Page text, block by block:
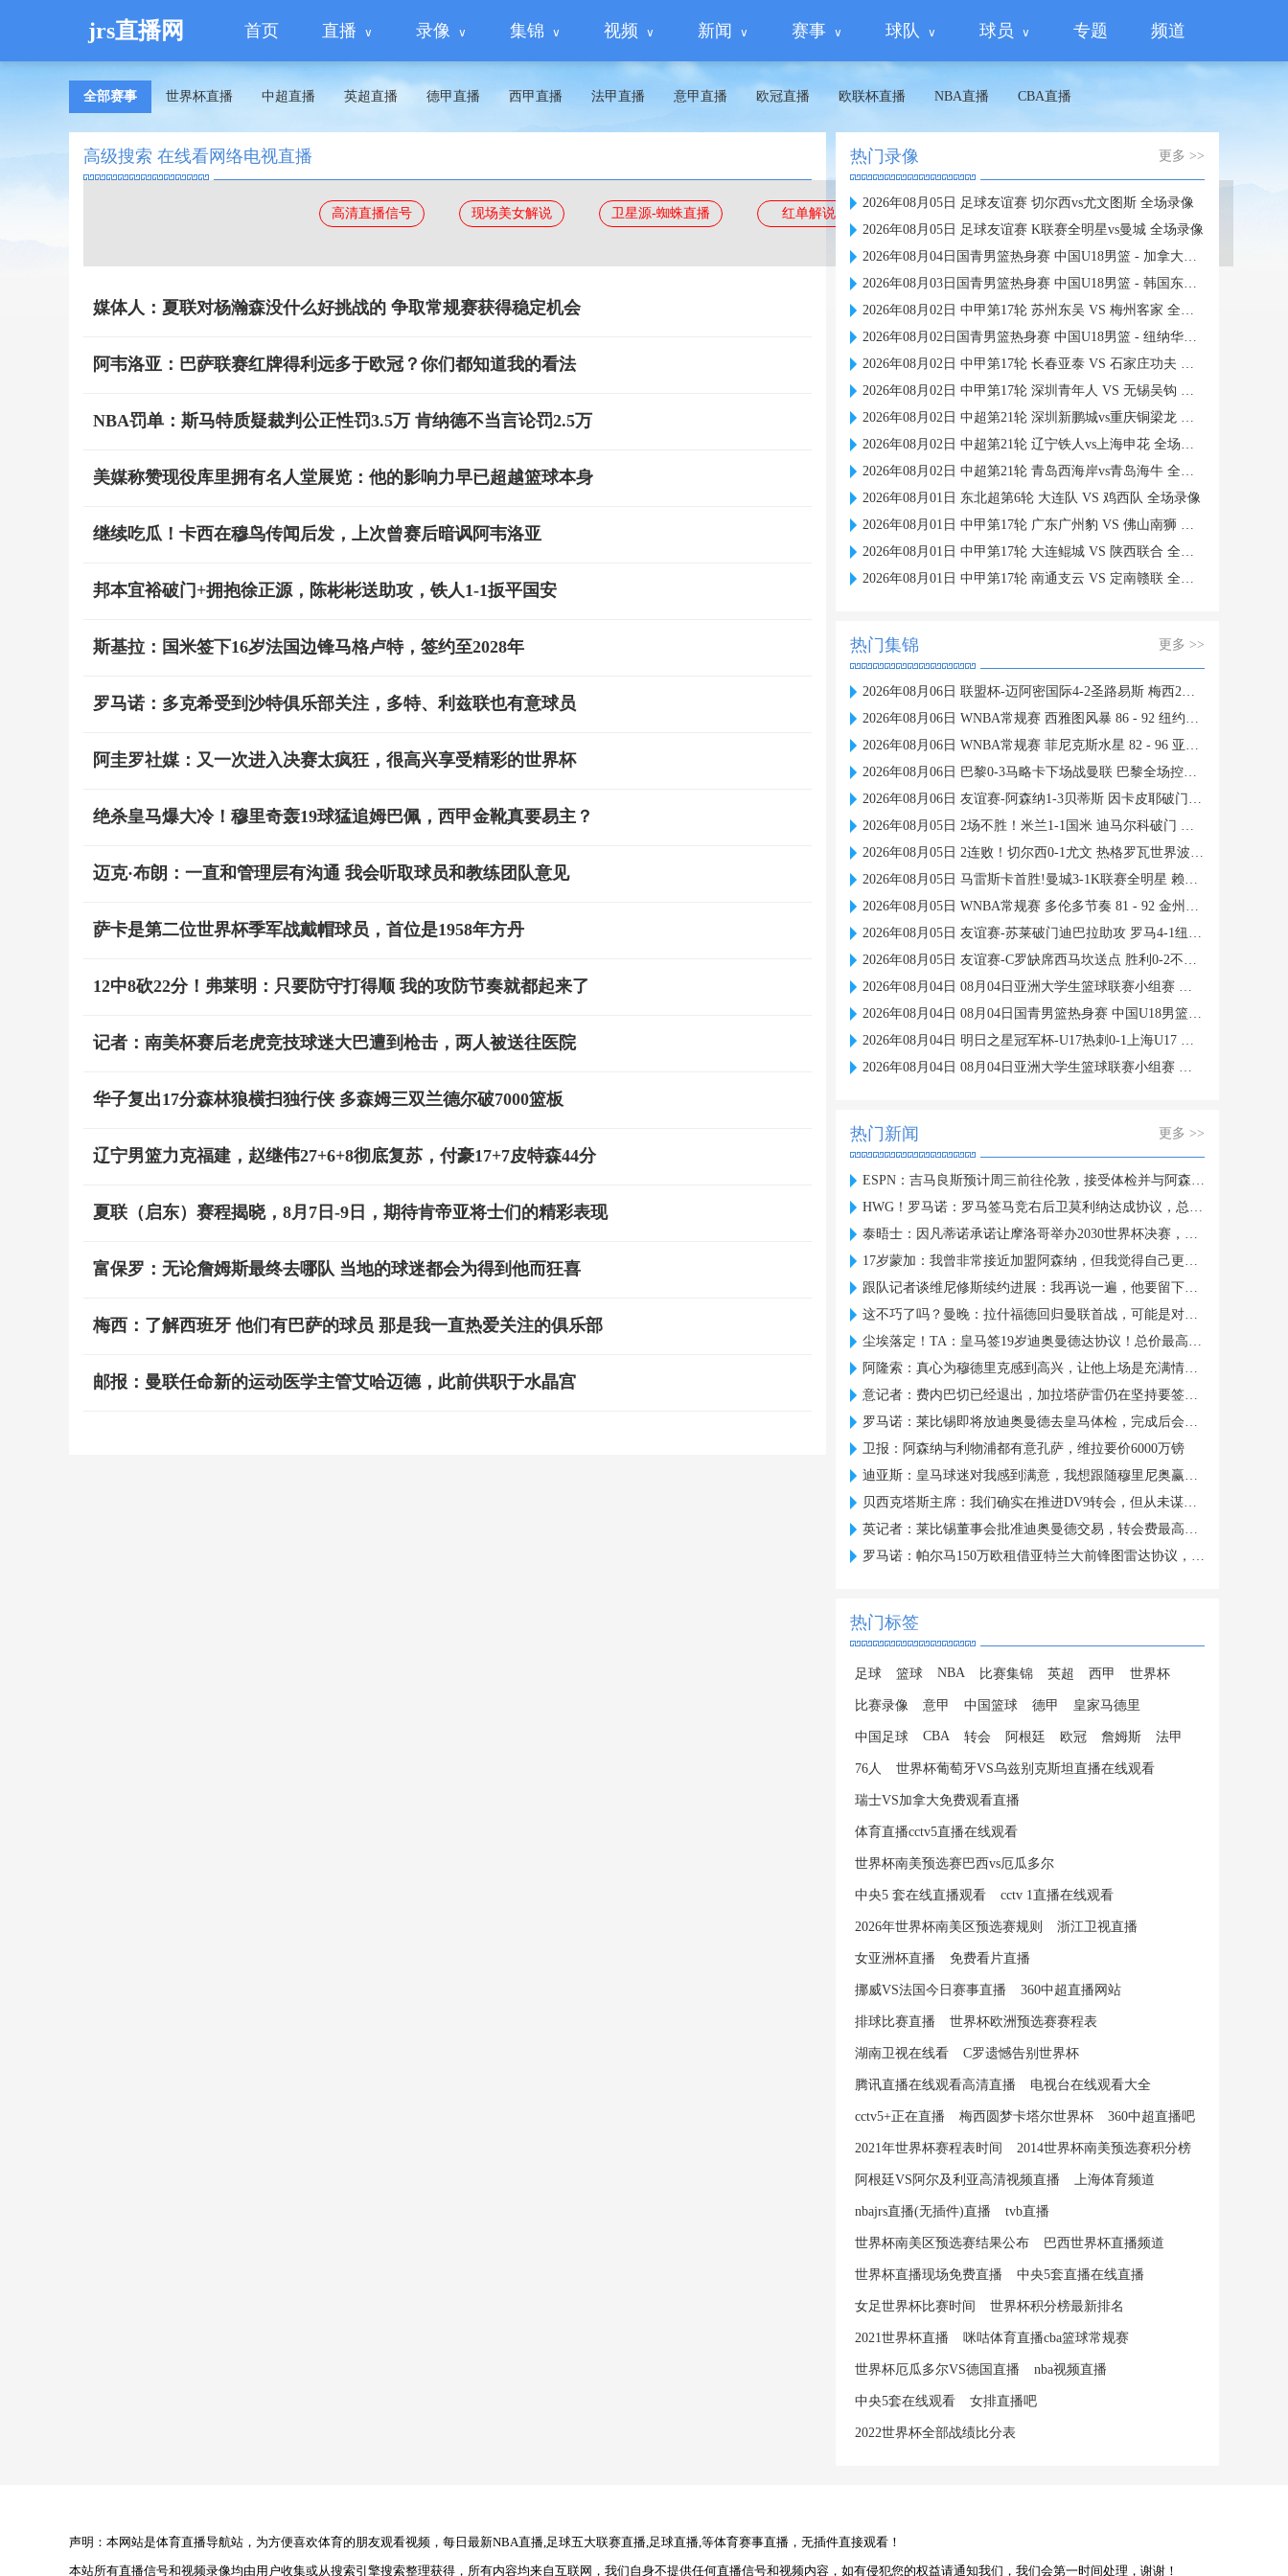
jrs直播网 首页 直播 录像 集锦 视频 新闻 赛事 球队 球员 专题 频道
全部赛事 世界杯直播 中超直播 英超直播 德甲直播 西甲直播 法甲直播 意甲直播 欧冠直播 欧联杯直播 NBA直播 CBA直播
高级搜索 在线看网络电视直播
高清直播信号 现场美女解说 卫星源-蜘蛛直播 红单解说 蜘蛛直播
媒体人：夏联对杨瀚森没什么好挑战的 争取常规赛获得稳定机会
阿韦洛亚：巴萨联赛红牌得利远多于欧冠？你们都知道我的看法
NBA罚单：斯马特质疑裁判公正性罚3.5万 肯纳德不当言论罚2.5万
美媒称赞现役库里拥有名人堂展览：他的影响力早已超越篮球本身
继续吃瓜！卡西在穆鸟传闻后发，上次曾赛后暗讽阿韦洛亚
邦本宜裕破门+拥抱徐正源，陈彬彬送助攻，铁人1-1扳平国安
斯基拉：国米签下16岁法国边锋马格卢特，签约至2028年
罗马诺：多克希受到沙特俱乐部关注，多特、利兹联也有意球员
阿圭罗社媒：又一次进入决赛太疯狂，很高兴享受精彩的世界杯
绝杀皇马爆大冷！穆里奇轰19球猛追姆巴佩，西甲金靴真要易主？
迈克·布朗：一直和管理层有沟通 我会听取球员和教练团队意见
萨卡是第二位世界杯季军战戴帽球员，首位是1958年方丹
12中8砍22分！弗莱明：只要防守打得顺 我的攻防节奏就都起来了
记者：南美杯赛后老虎竞技球迷大巴遭到枪击，两人被送往医院
华子复出17分森林狼横扫独行侠 多森姆三双兰德尔破7000篮板
辽宁男篮力克福建，赵继伟27+6+8彻底复苏，付豪17+7皮特森44分
夏联（启东）赛程揭晓，8月7日-9日，期待肯帝亚将士们的精彩表现
富保罗：无论詹姆斯最终去哪队 当地的球迷都会为得到他而狂喜
梅西：了解西班牙 他们有巴萨的球员 那是我一直热爱关注的俱乐部
邮报：曼联任命新的运动医学主管艾哈迈德，此前供职于水晶宫
热门录像 更多 >>
2026年08月05日 足球友谊赛 切尔西vs尤文图斯 全场录像
2026年08月05日 足球友谊赛 K联赛全明星vs曼城 全场录像
2026年08月04日国青男篮热身赛 中国U18男篮 - 加拿大大卫·安篮球学院 全场录像
2026年08月03日国青男篮热身赛 中国U18男篮 - 韩国东国大学 全场录像
2026年08月02日 中甲第17轮 苏州东吴 VS 梅州客家 全场录像
2026年08月02日国青男篮热身赛 中国U18男篮 - 纽纳华丁闪电队 全场录像
2026年08月02日 中甲第17轮 长春亚泰 VS 石家庄功夫 全场录像
2026年08月02日 中甲第17轮 深圳青年人 VS 无锡吴钩 全场录像
2026年08月02日 中超第21轮 深圳新鹏城vs重庆铜梁龙 全场录像
2026年08月02日 中超第21轮 辽宁铁人vs上海申花 全场录像
2026年08月02日 中超第21轮 青岛西海岸vs青岛海牛 全场录像
2026年08月01日 东北超第6轮 大连队 VS 鸡西队 全场录像
2026年08月01日 中甲第17轮 广东广州豹 VS 佛山南狮 全场录像
2026年08月01日 中甲第17轮 大连鲲城 VS 陕西联合 全场录像
2026年08月01日 中甲第17轮 南通支云 VS 定南赣联 全场录像
热门集锦 更多 >>
2026年08月06日 联盟杯-迈阿密国际4-2圣路易斯 梅西2射1传 阿伦助攻戴帽
2026年08月06日 WNBA常规赛 西雅图风暴 86 - 92 纽约自由人 全场集锦
2026年08月06日 WNBA常规赛 菲尼克斯水星 82 - 96 亚特兰大梦想 全场集锦
2026年08月06日 巴黎0-3马略卡下场战曼联 巴黎全场控球近6成+8射3正未果
2026年08月06日 友谊赛-阿森纳1-3贝蒂斯 因卡皮耶破门难救主 福纳尔斯1射2传
2026年08月05日 2场不胜！米兰1-1国米 迪马尔科破门 恩昆库造点+点射拉莫斯登场
2026年08月05日 2连败！切尔西0-1尤文 热格罗瓦世界波制胜穆德里克时隔614天复出
2026年08月05日 马雷斯卡首胜!曼城3-1K联赛全明星 赖因德斯努里破门塞梅尼奥助攻
2026年08月05日 WNBA常规赛 多伦多节奏 81 - 92 金州女武神 全场集锦
2026年08月05日 友谊赛-苏莱破门迪巴拉助攻 罗马4-1纽波特郡
2026年08月05日 友谊赛-C罗缺席西马坎送点 胜利0-2不敌阿尔梅里亚
2026年08月04日 08月04日亚洲大学生篮球联赛小组赛 延世大学 82 - 83 北京大学 集锦
2026年08月04日 08月04日国青男篮热身赛 中国U18男篮 94 - 85 加拿大大卫·安篮球学院 集锦
2026年08月04日 明日之星冠军杯-U17热刺0-1上海U17 李文博制胜球
2026年08月04日 08月04日亚洲大学生篮球联赛小组赛 早稻田大学 71 - 86 清华大学 集锦
热门新闻 更多 >>
ESPN：吉马良斯预计周三前往伦敦，接受体检并与阿森纳签约
HWG！罗马诺：罗马签马竞右后卫莫利纳达成协议，总价1800万欧
泰晤士：因凡蒂诺承诺让摩洛哥举办2030世界杯决赛，以换取支持
17岁蒙加：我曾非常接近加盟阿森纳，但我觉得自己更适合曼城
跟队记者谈维尼修斯续约进展：我再说一遍，他要留下来！！！
这不巧了吗？曼晚：拉什福德回归曼联首战，可能是对阿莫林的米兰
尘埃落定！TA：皇马签19岁迪奥曼德达协议！总价最高可达1.4亿欧
阿隆索：真心为穆德里克感到高兴，让他上场是充满情感考量的决定
意记者：费内巴切已经退出，加拉塔萨雷仍在坚持要签下莱奥
罗马诺：莱比锡即将放迪奥曼德去皇马体检，完成后会正式签约
卫报：阿森纳与利物浦都有意孔萨，维拉要价6000万镑
迪亚斯：皇马球迷对我感到满意，我想跟随穆里尼奥赢得冠军
贝西克塔斯主席：我们确实在推进DV9转会，但从未谋求签下萨拉赫
英记者：莱比锡董事会批准迪奥曼德交易，转会费最高可达1.4亿欧
罗马诺：帕尔马150万欧租借亚特兰大前锋图雷达协议，24h内体检
热门标签
足球 篮球 NBA 比赛集锦 英超 西甲 世界杯
比赛录像 意甲 中国篮球 德甲 皇家马德里
中国足球 CBA 转会 阿根廷 欧冠 詹姆斯 法甲
76人 世界杯葡萄牙VS乌兹别克斯坦直播在线观看
瑞士VS加拿大免费观看直播
体育直播cctv5直播在线观看
世界杯南美预选赛巴西vs厄瓜多尔
中央5 套在线直播观看 cctv 1直播在线观看
2026年世界杯南美区预选赛规则 浙江卫视直播
女亚洲杯直播 免费看片直播
挪威VS法国今日赛事直播 360中超直播网站
排球比赛直播 世界杯欧洲预选赛赛程表
湖南卫视在线看 C罗遗憾告别世界杯
腾讯直播在线观看高清直播 电视台在线观看大全
cctv5+正在直播 梅西圆梦卡塔尔世界杯 360中超直播吧
2021年世界杯赛程表时间 2014世界杯南美预选赛积分榜
阿根廷VS阿尔及利亚高清视频直播 上海体育频道
nbajrs直播(无插件)直播 tvb直播
世界杯南美区预选赛结果公布 巴西世界杯直播频道
世界杯直播现场免费直播 中央5套直播在线直播
女足世界杯比赛时间 世界杯积分榜最新排名
2021世界杯直播 咪咕体育直播cba篮球常规赛
世界杯厄瓜多尔VS德国直播 nba视频直播
中央5套在线观看 女排直播吧
2022世界杯全部战绩比分表
声明：本网站是体育直播导航站，为方便喜欢体育的朋友观看视频，每日最新NBA直播,足球五大联赛直播,足球直播,等体育赛事直播，无插件直接观看！
本站所有直播信号和视频录像均由用户收集或从搜索引擎搜索整理获得，所有内容均来自互联网，我们自身不提供任何直播信号和视频内容，如有侵犯您的权益请通知我们，我们会第一时间处理，谢谢！